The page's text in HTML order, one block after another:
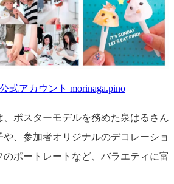
式アカウント morinaga.pino
ポスターモデルを務めた泉はるさん
、参加者オリジナルのデコレーショ
のポートレートなど、バラエティに富